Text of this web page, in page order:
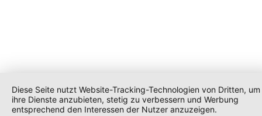
Diese Seite nutzt Website-Tracking-Technologien von Dritten, um
ihre Dienste anzubieten, stetig zu verbessern und Werbung
entsprechend den Interessen der Nutzer anzuzeigen.